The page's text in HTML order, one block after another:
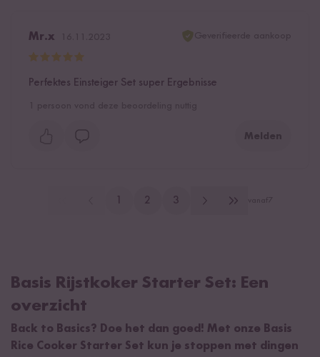
Mr.x
Perfektes Einsteiger Set super Ergebnisse
Melden
2 3
Basis Rijstkoker Starter Set: Een
overzicht
Back to Basics? Doe het dan goed! Met onze Basis
Rice Cooker Starter Set kun je stoppen met dingen